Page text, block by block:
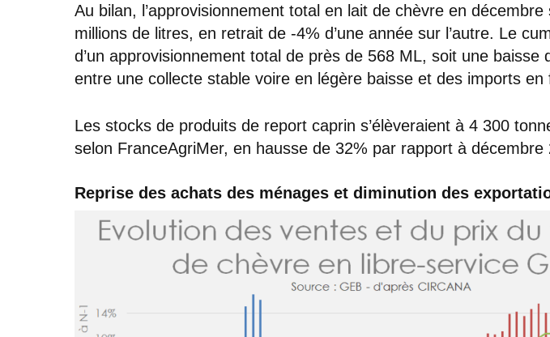
Au bilan, l’approvisionnement total en lait de chèvre en décembre
millions de litres, en retrait de -4% d’une année sur l’autre. Le
d’un approvisionnement total de près de 568 ML, soit une baisse
entre une collecte stable voire en légère baisse et des imports en
Les stocks de produits de report caprin s’élèveraient à 4 300
selon FranceAgriMer, en hausse de 32% par rapport à décembre
Reprise des achats des ménages et diminution des